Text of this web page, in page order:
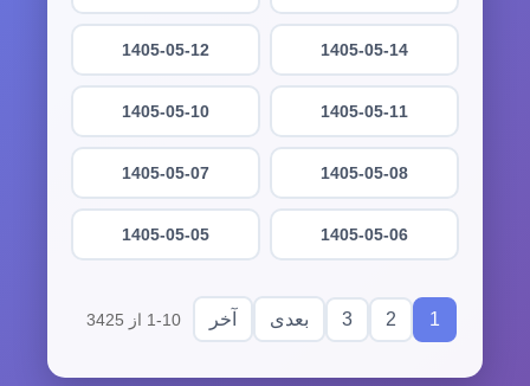
1405-05-14
1405-05-12
1405-05-11
1405-05-10
1405-05-08
1405-05-07
1405-05-06
1405-05-05
1
2
3 بعدی آخر 1-10 از 3425